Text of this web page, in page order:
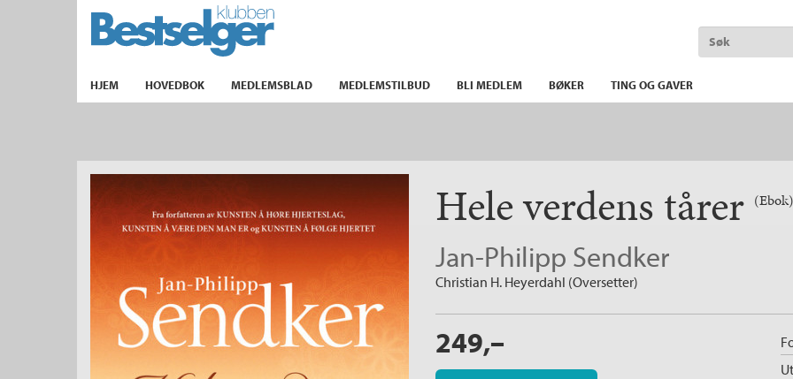
TIL FORSIDEN
HJEM HOVEDBOK MEDLEMSBLAD MEDLEMSTILBUD BLI MEDLEM BØKER TING OG GAVER
Hele verdens tårer (Ebok)
Jan-Philipp Sendker
Christian H. Heyerdahl (Oversetter)
249,–